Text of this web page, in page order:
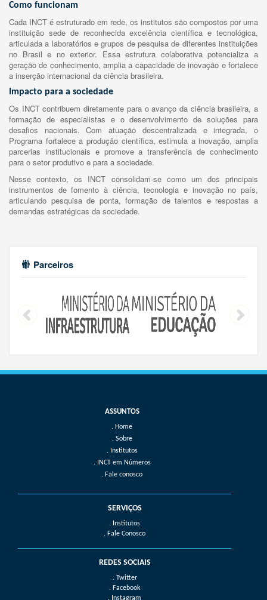
Como funcionam
Cada INCT é estruturado em rede, os institutos são compostos por uma
instituição sede de reconhecida excelência científica e tecnológica,
articulada a laboratórios e grupos de pesquisa de diferentes instituições
no Brasil e no exterior. Essa estrutura colaborativa potencializa a
geração de conhecimento, amplia a capacidade de inovação e fortalece
a inserção internacional da ciência brasileira.
Impacto para a sociedade
Os INCT contribuem diretamente para o avanço da ciência brasileira, a
formação de especialistas e o desenvolvimento de soluções para
desafios nacionais. Com atuação descentralizada e integrada, o
Programa fortalece a produção científica, estimula a inovação, amplia
parcerias institucionais e promove a transferência de conhecimento
para o setor produtivo e para a sociedade.
Nesse contexto, os INCT consolidam-se como um dos principais
instrumentos de fomento à ciência, tecnologia e inovação no país,
articulando pesquisa de ponta, formação de talentos e respostas a
demandas estratégicas da sociedade.
Parceiros
Home
Sobre
Institutos
INCT em Números
Fale conosco
SERVIÇOS
. Institutos
. Fale Conosco
REDES SOCIAIS
. Twitter
. Facebook
. Instagram